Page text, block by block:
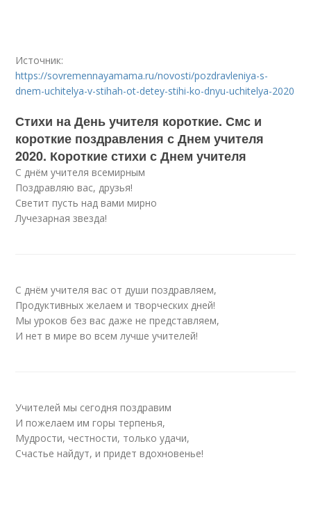
Источник:
https://sovremennayamama.ru/novosti/pozdravleniya-s-
dnem-uchitelya-v-stihah-ot-detey-stihi-ko-dnyu-uchitelya-2020
Стихи на День учителя короткие. Смс и
короткие поздравления с Днем учителя
2020. Короткие стихи с Днем учителя
С днём учителя всемирным
Поздравляю вас, друзья!
Светит пусть над вами мирно
Лучезарная звезда!
С днём учителя вас от души поздравляем,
Продуктивных желаем и творческих дней!
Мы уроков без вас даже не представляем,
И нет в мире во всем лучше учителей!
Учителей мы сегодня поздравим
И пожелаем им горы терпенья,
Мудрости, честности, только удачи,
Счастье найдут, и придет вдохновенье!